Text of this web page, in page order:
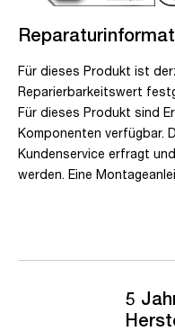
Für dieses Produkt ist
Reparierbarkeitswert
Für dieses Produkt sind
Komponenten verfügbar.
Kundenservice erfragt
werden. Eine
5